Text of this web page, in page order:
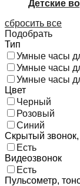
Детские
сбросить все
Подобрать
Тип
Умные часы
Умные часы
Умные часы
Цвет
Черный
Розовый
Синий
Скрытый
Есть
Видеозвонок
Есть
Пульсометр,